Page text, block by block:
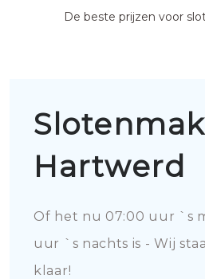
De beste prijzen voor
Hartwerd
Of het nu 07:00 uur `s
uur `s nachts is - Wij
klaar!